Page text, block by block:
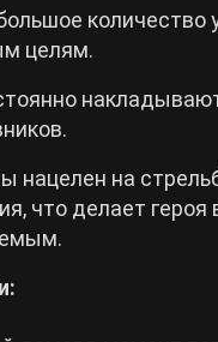
количество
целям.
нацелен на
что делает героя